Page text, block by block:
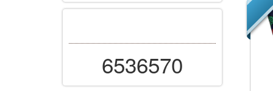
6536570